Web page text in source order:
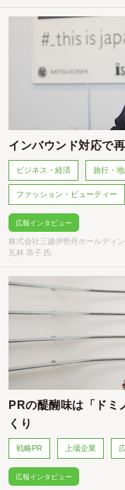
インバウンド対応で
ビジネス・経済 旅行・
ファッション・ビューティー
広報インタビュー
株式会社三越伊勢丹ホールディ
瓦林 恭子 氏
PRの醍醐味は「ドミ
くり
戦略PR 上場企業
広報インタビュー